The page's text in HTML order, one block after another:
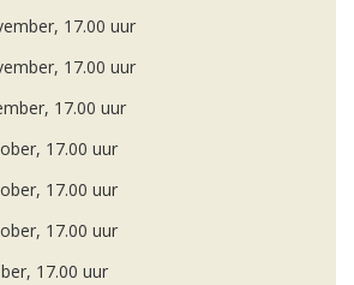
17.00 uur
17.00 uur
17.00 uur
17.00 uur
17.00 uur
17.00 uur
17.00 uur